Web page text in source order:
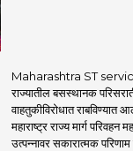
Maharashtra ST
राज्यातील बसस्थानक
वाहतुकीविरोधात राबविण्यात
महाराष्ट्र राज्य मार्ग परिवहन
उत्पन्नावर सकारात्मक